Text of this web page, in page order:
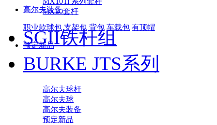
高尔夫装备
职业款球包 支架包 背包 车载包 有顶帽
预定新品
MX20套杆
SGII铁杆组
BURKE JTS系列
高尔夫球杆
高尔夫球
高尔夫装备
预定新品